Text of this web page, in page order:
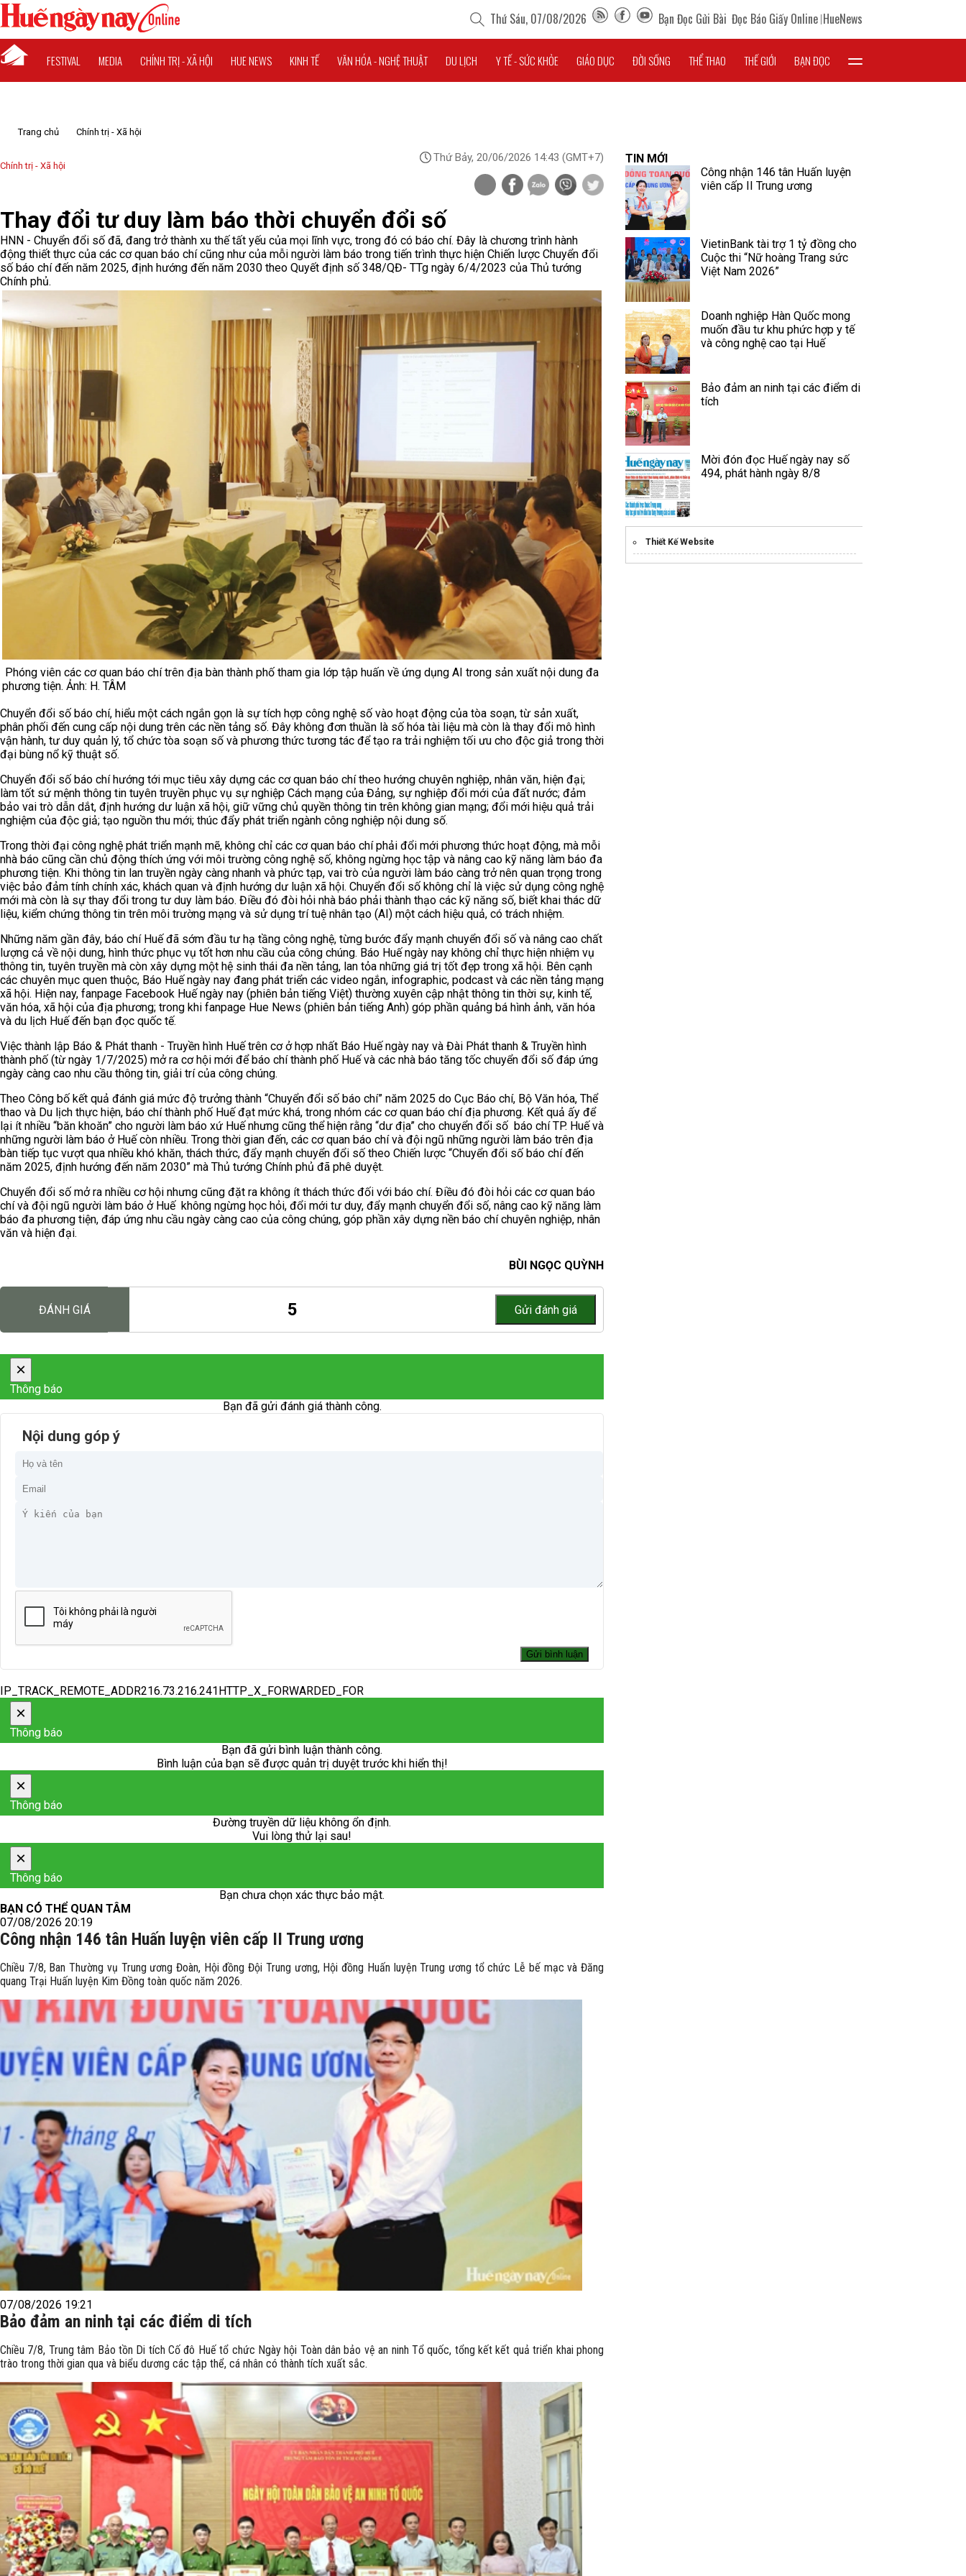
Thứ Sáu, 07/08/2026 Bạn Đọc Gửi Bài Đọc Báo Giấy Online HueNews
FESTIVAL MEDIA CHÍNH TRỊ - XÃ HỘI HUE NEWS KINH TẾ VĂN HÓA - NGHỆ THUẬT DU LỊCH Y TẾ - SỨC KHỎE GIÁO DỤC ĐỜI SỐNG THỂ THAO THẾ GIỚI BẠN ĐỌC
Trang chủ Chính trị - Xã hội
Chính trị - Xã hội
Thứ Bảy, 20/06/2026 14:43 (GMT+7)
Thay đổi tư duy làm báo thời chuyển đổi số
HNN - Chuyển đổi số đã, đang trở thành xu thế tất yếu của mọi lĩnh vực, trong đó có báo chí. Đây là chương trình hành
động thiết thực của các cơ quan báo chí cũng như của mỗi người làm báo trong tiến trình thực hiện Chiến lược Chuyển đổi
số báo chí đến năm 2025, định hướng đến năm 2030 theo Quyết định số 348/QĐ- TTg ngày 6/4/2023 của Thủ tướng
Chính phủ.
Phóng viên các cơ quan báo chí trên địa bàn thành phố tham gia lớp tập huấn về ứng dụng AI trong sản xuất nội dung đa
phương tiện. Ảnh: H. TÂM
Chuyển đổi số báo chí, hiểu một cách ngắn gọn là sự tích hợp công nghệ số vào hoạt động của tòa soạn, từ sản xuất,
phân phối đến cung cấp nội dung trên các nền tảng số. Đây không đơn thuần là số hóa tài liệu mà còn là thay đổi mô hình
vận hành, tư duy quản lý, tổ chức tòa soạn số và phương thức tương tác để tạo ra trải nghiệm tối ưu cho độc giả trong thời
đại bùng nổ kỹ thuật số.
Chuyển đổi số báo chí hướng tới mục tiêu xây dựng các cơ quan báo chí theo hướng chuyên nghiệp, nhân văn, hiện đại;
làm tốt sứ mệnh thông tin tuyên truyền phục vụ sự nghiệp Cách mạng của Đảng, sự nghiệp đổi mới của đất nước; đảm
bảo vai trò dẫn dắt, định hướng dư luận xã hội, giữ vững chủ quyền thông tin trên không gian mạng; đổi mới hiệu quả trải
nghiệm của độc giả; tạo nguồn thu mới; thúc đẩy phát triển ngành công nghiệp nội dung số.
Trong thời đại công nghệ phát triển mạnh mẽ, không chỉ các cơ quan báo chí phải đổi mới phương thức hoạt động, mà mỗi
nhà báo cũng cần chủ động thích ứng với môi trường công nghệ số, không ngừng học tập và nâng cao kỹ năng làm báo đa
phương tiện. Khi thông tin lan truyền ngày càng nhanh và phức tạp, vai trò của người làm báo càng trở nên quan trọng trong
việc bảo đảm tính chính xác, khách quan và định hướng dư luận xã hội. Chuyển đổi số không chỉ là việc sử dụng công nghệ
mới mà còn là sự thay đổi trong tư duy làm báo. Điều đó đòi hỏi nhà báo phải thành thạo các kỹ năng số, biết khai thác dữ
liệu, kiểm chứng thông tin trên môi trường mạng và sử dụng trí tuệ nhân tạo (AI) một cách hiệu quả, có trách nhiệm.
Những năm gần đây, báo chí Huế đã sớm đầu tư hạ tầng công nghệ, từng bước đẩy mạnh chuyển đổi số và nâng cao chất
lượng cả về nội dung, hình thức phục vụ tốt hơn nhu cầu của công chúng. Báo Huế ngày nay không chỉ thực hiện nhiệm vụ
thông tin, tuyên truyền mà còn xây dựng một hệ sinh thái đa nền tảng, lan tỏa những giá trị tốt đẹp trong xã hội. Bên cạnh
các chuyên mục quen thuộc, Báo Huế ngày nay đang phát triển các video ngắn, infographic, podcast và các nền tảng mạng
xã hội. Hiện nay, fanpage Facebook Huế ngày nay (phiên bản tiếng Việt) thường xuyên cập nhật thông tin thời sự, kinh tế,
văn hóa, xã hội của địa phương; trong khi fanpage Hue News (phiên bản tiếng Anh) góp phần quảng bá hình ảnh, văn hóa
và du lịch Huế đến bạn đọc quốc tế.
Việc thành lập Báo & Phát thanh - Truyền hình Huế trên cơ ở hợp nhất Báo Huế ngày nay và Đài Phát thanh & Truyền hình
thành phố (từ ngày 1/7/2025) mở ra cơ hội mới để báo chí thành phố Huế và các nhà báo tăng tốc chuyển đổi số đáp ứng
ngày càng cao nhu cầu thông tin, giải trí của công chúng.
Theo Công bố kết quả đánh giá mức độ trưởng thành “Chuyển đổi số báo chí” năm 2025 do Cục Báo chí, Bộ Văn hóa, Thể
thao và Du lịch thực hiện, báo chí thành phố Huế đạt mức khá, trong nhóm các cơ quan báo chí địa phương. Kết quả ấy để
lại ít nhiều “băn khoăn” cho người làm báo xứ Huế nhưng cũng thể hiện rằng “dư địa” cho chuyển đổi số báo chí TP. Huế và
những người làm báo ở Huế còn nhiều. Trong thời gian đến, các cơ quan báo chí và đội ngũ những người làm báo trên địa
bàn tiếp tục vượt qua nhiều khó khăn, thách thức, đẩy mạnh chuyển đổi số theo Chiến lược “Chuyển đổi số báo chí đến
năm 2025, định hướng đến năm 2030” mà Thủ tướng Chính phủ đã phê duyệt.
Chuyển đổi số mở ra nhiều cơ hội nhưng cũng đặt ra không ít thách thức đối với báo chí. Điều đó đòi hỏi các cơ quan báo
chí và đội ngũ người làm báo ở Huế không ngừng học hỏi, đổi mới tư duy, đẩy mạnh chuyển đổi số, nâng cao kỹ năng làm
báo đa phương tiện, đáp ứng nhu cầu ngày càng cao của công chúng, góp phần xây dựng nền báo chí chuyên nghiệp, nhân
văn và hiện đại.
BÙI NGỌC QUỲNH
ĐÁNH GIÁ 5
×
Thông báo
Bạn đã gửi đánh giá thành công.
Nội dung góp ý
IP_TRACK_REMOTE_ADDR216.73.216.241HTTP_X_FORWARDED_FOR
×
Thông báo
Bạn đã gửi bình luận thành công.
Bình luận của bạn sẽ được quản trị duyệt trước khi hiển thị!
×
Thông báo
Đường truyền dữ liệu không ổn định.
Vui lòng thử lại sau!
×
Thông báo
Bạn chưa chọn xác thực bảo mật.
BẠN CÓ THỂ QUAN TÂM
07/08/2026 20:19
Công nhận 146 tân Huấn luyện viên cấp II Trung ương
Chiều 7/8, Ban Thường vụ Trung ương Đoàn, Hội đồng Đội Trung ương, Hội đồng Huấn luyện Trung ương tổ chức Lễ bế mạc và Đăng
quang Trại Huấn luyện Kim Đồng toàn quốc năm 2026.
07/08/2026 19:21
Bảo đảm an ninh tại các điểm di tích
Chiều 7/8, Trung tâm Bảo tồn Di tích Cố đô Huế tổ chức Ngày hội Toàn dân bảo vệ an ninh Tổ quốc, tổng kết kết quả triển khai phong
trào trong thời gian qua và biểu dương các tập thể, cá nhân có thành tích xuất sắc. ​
TIN MỚI
Công nhận 146 tân Huấn luyện
viên cấp II Trung ương
VietinBank tài trợ 1 tỷ đồng cho
Cuộc thi “Nữ hoàng Trang sức
Việt Nam 2026”
Doanh nghiệp Hàn Quốc mong
muốn đầu tư khu phức hợp y tế
và công nghệ cao tại Huế
Bảo đảm an ninh tại các điểm di
tích
Mời đón đọc Huế ngày nay số
494, phát hành ngày 8/8
Thiết Kế Website